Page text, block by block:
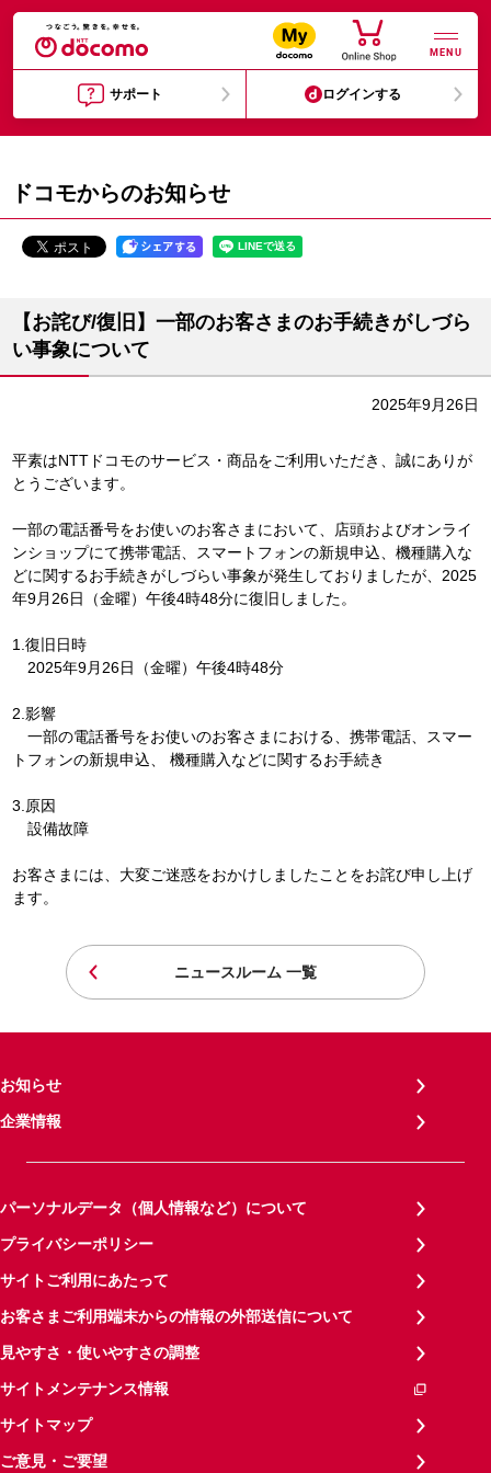
MENU
サポート ログインする
ドコモからのお知らせ
【お詫び/復旧】一部のお客さまのお手続きがしづら
い事象について
2025年9月26日
平素はNTTドコモのサービス・商品をご利用いただき、誠にありが
とうございます。
一部の電話番号をお使いのお客さまにおいて、店頭およびオンライ
ンショップにて携帯電話、スマートフォンの新規申込、機種購入な
どに関するお手続きがしづらい事象が発生しておりましたが、2025
年9月26日（金曜）午後4時48分に復旧しました。
1.復旧日時
2025年9月26日（金曜）午後4時48分
2.影響
一部の電話番号をお使いのお客さまにおける、携帯電話、スマー
トフォンの新規申込、 機種購入などに関するお手続き
3.原因
設備故障
お客さまには、大変ご迷惑をおかけしましたことをお詫び申し上げ
ます。
ニュースルーム 一覧
お知らせ
企業情報
パーソナルデータ（個人情報など）について
プライバシーポリシー
サイトご利用にあたって
お客さまご利用端末からの情報の外部送信について
見やすさ・使いやすさの調整
サイトメンテナンス情報
サイトマップ
ご意見・ご要望